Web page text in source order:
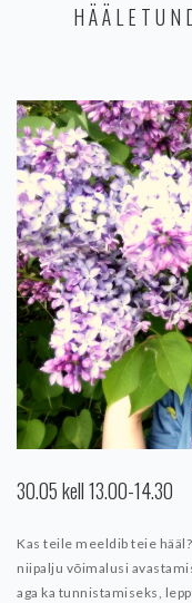
30.05 kell 13.00-14.30
Kas teile meeldib teie hääl?
niipalju võimalusi
aga ka tunnistamiseks,